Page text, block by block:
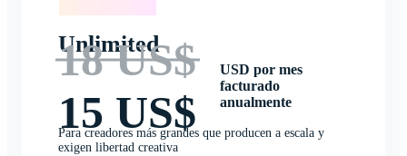
Unlimited
18 US$
15 US$
USD por mes
facturado
anualmente
Para creadores más grandes que producen a escala y
exigen libertad creativa